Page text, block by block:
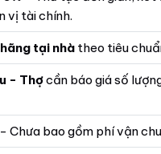
vị tài chính.
tại nhà theo tiêu
- Thợcần báo giá số
- Chưa bao gồm phí vận